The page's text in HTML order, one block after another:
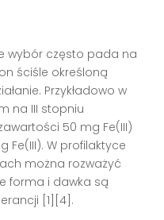
wybór często pada na
ściśle określoną
Przykładowo w
na III stopniu
50 mg Fe(III)
Fe(III). W profilaktyce
można rozważyć
forma i dawka są
[1][4].